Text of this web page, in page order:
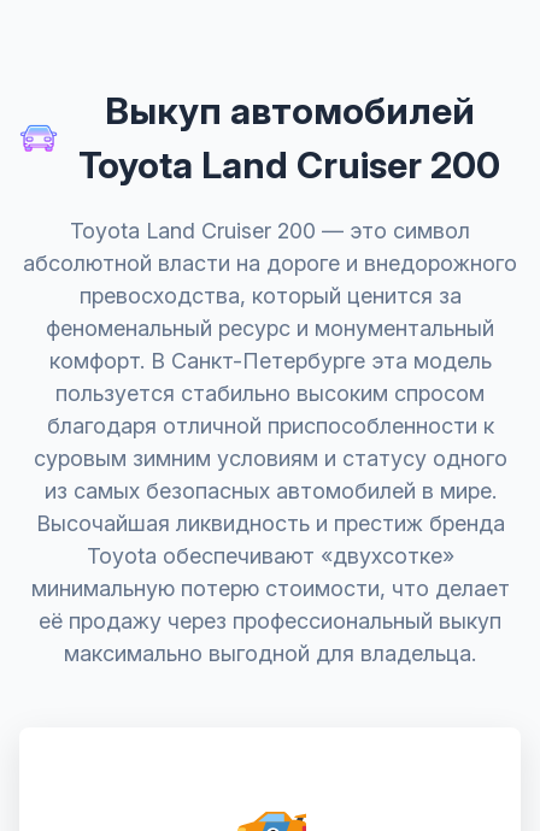
Выкуп автомобилей
Toyota Land Cruiser 200
Toyota Land Cruiser 200 — это символ
абсолютной власти на дороге и внедорожного
превосходства, который ценится за
феноменальный ресурс и монументальный
комфорт. В Санкт-Петербурге эта модель
пользуется стабильно высоким спросом
благодаря отличной приспособленности к
суровым зимним условиям и статусу одного
из самых безопасных автомобилей в мире.
Высочайшая ликвидность и престиж бренда
Toyota обеспечивают «двухсотке»
минимальную потерю стоимости, что делает
её продажу через профессиональный выкуп
максимально выгодной для владельца.